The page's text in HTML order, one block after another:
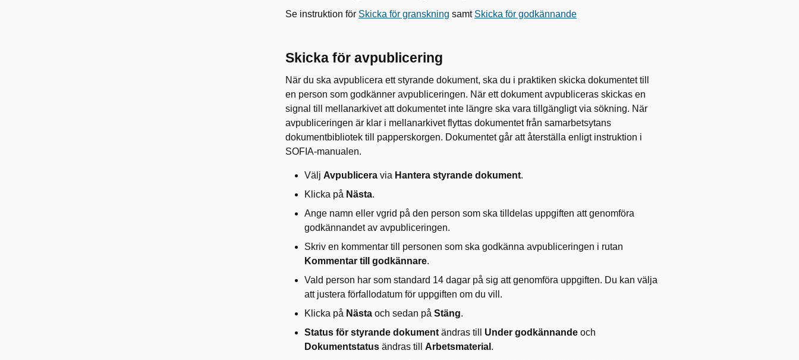
Se instruktion för Skicka för granskning samt Skicka för godkännande
Skicka för avpublicering
När du ska avpublicera ett styrande dokument, ska du i praktiken skicka dokumentet till
en person som godkänner avpubliceringen. När ett dokument avpubliceras skickas en
signal till mellanarkivet att dokumentet inte längre ska vara tillgängligt via sökning. När
avpubliceringen är klar i mellanarkivet flyttas dokumentet från samarbetsytans
dokumentbibliotek till papperskorgen. Dokumentet går att återställa enligt instruktion i
SOFIA-manualen.
Välj Avpublicera via Hantera styrande dokument.
Klicka på Nästa.
Ange namn eller vgrid på den person som ska tilldelas uppgiften att genomföra
godkännandet av avpubliceringen.
Skriv en kommentar till personen som ska godkänna avpubliceringen i rutan
Kommentar till godkännare.
Vald person har som standard 14 dagar på sig att genomföra uppgiften. Du kan välja
att justera förfallodatum för uppgiften om du vill.
Klicka på Nästa och sedan på Stäng.
Status för styrande dokument ändras till Under godkännande och
Dokumentstatus ändras till Arbetsmaterial .